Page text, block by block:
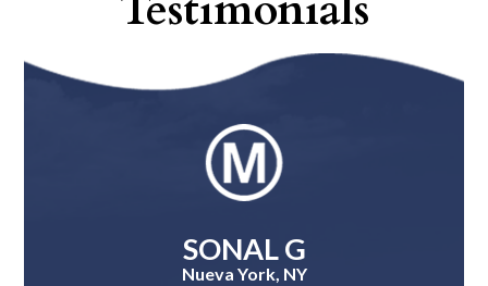
Yourself
«What
SONAL G
Nueva York, NY